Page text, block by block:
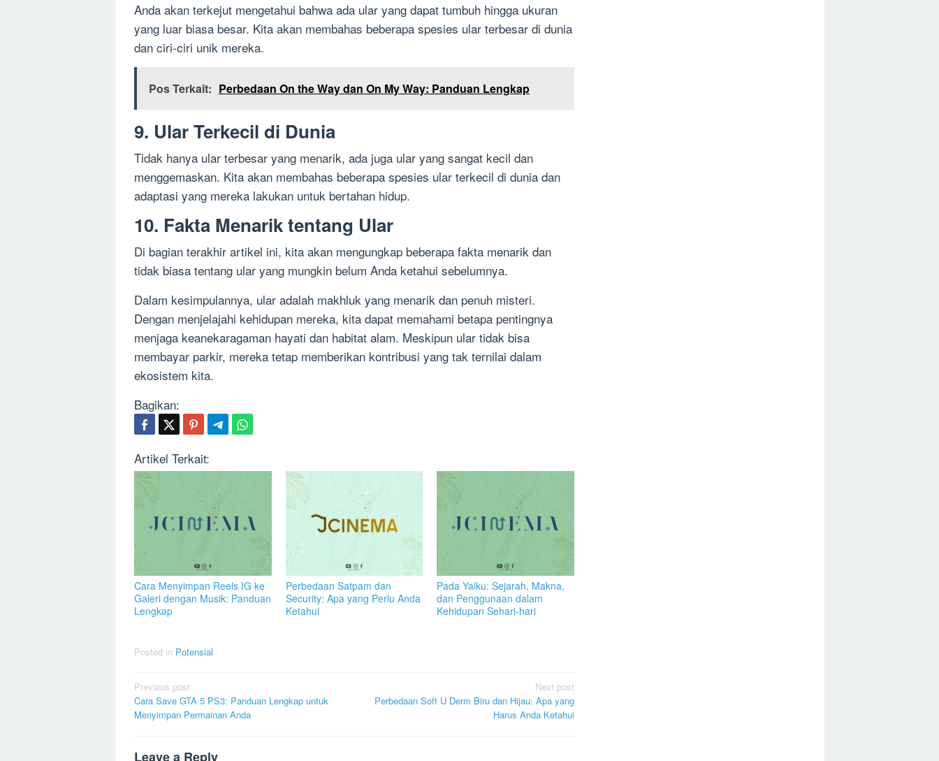
Anda akan terkejut mengetahui bahwa ada ular yang dapat tumbuh hingga ukuran
yang luar biasa besar. Kita akan membahas beberapa spesies ular terbesar di dunia
dan ciri-ciri unik mereka.
Pos Terkait: Perbedaan On the Way dan On My Way: Panduan Lengkap
9. Ular Terkecil di Dunia
Tidak hanya ular terbesar yang menarik, ada juga ular yang sangat kecil dan
menggemaskan. Kita akan membahas beberapa spesies ular terkecil di dunia dan
adaptasi yang mereka lakukan untuk bertahan hidup.
10. Fakta Menarik tentang Ular
Di bagian terakhir artikel ini, kita akan mengungkap beberapa fakta menarik dan
tidak biasa tentang ular yang mungkin belum Anda ketahui sebelumnya.
Dalam kesimpulannya, ular adalah makhluk yang menarik dan penuh misteri.
Dengan menjelajahi kehidupan mereka, kita dapat memahami betapa pentingnya
menjaga keanekaragaman hayati dan habitat alam. Meskipun ular tidak bisa
membayar parkir, mereka tetap memberikan kontribusi yang tak ternilai dalam
ekosistem kita.
Bagikan:
Artikel Terkait:
Cara Menyimpan Reels IG ke
Galeri dengan Musik: Panduan
Lengkap
Perbedaan Satpam dan
Security: Apa yang Perlu Anda
Ketahui
Pada Yaiku: Sejarah, Makna,
dan Penggunaan dalam
Kehidupan Sehari-hari
Posted in Potensial
Post
navigation
Previous post
Cara Save GTA 5 PS3: Panduan Lengkap untuk
Menyimpan Permainan Anda
Next post
Perbedaan Soft U Derm Biru dan Hijau: Apa yang
Harus Anda Ketahui
Leave a Reply